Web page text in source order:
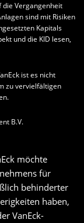
die Vergangenheit
sind mit Risiken
Kapitals
und die KID lesen,
ist es nicht
zu vervielfältigen
B.V.
möchte
für
behinderter
haben,
VanEck-